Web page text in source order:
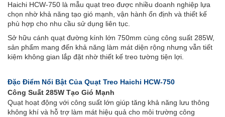
Haichi HCW-750 là mẫu quạt treo được nhiều doanh nghiệp lựa
chọn nhờ khả năng tạo gió mạnh, vận hành ổn định và thiết kế
phù hợp cho nhu cầu sử dụng liên tục.
Sở hữu cánh quạt đường kính lớn 750mm cùng công suất 285W,
sản phẩm mang đến khả năng làm mát diện rộng nhưng vẫn tiết
kiệm không gian lắp đặt nhờ thiết kế treo tường tiện lợi.
Đặc Điểm Nổi Bật Của Quạt Treo Haichi HCW-750
Công Suất 285W Tạo Gió Mạnh
Quạt hoạt động với công suất lớn giúp tăng khả năng lưu thông
không khí và hỗ trợ làm mát hiệu quả cho môi trường công